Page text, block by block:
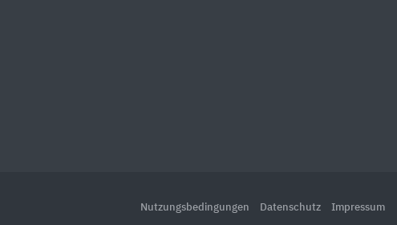
Nutzungsbedingungen Datenschutz Impressum